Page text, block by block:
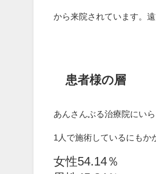
から来院されています。
患者様の層
あんさんぶる治療院にい
1人で施術しているにもか
女性54.14％